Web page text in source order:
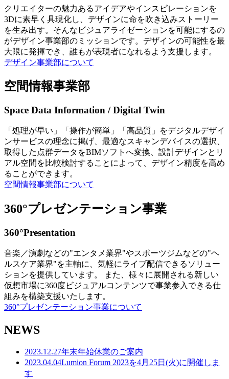
クリエイターの魅力あるアイデアやインスピレーションを
3Dに素早く具現化し、デザインに命を吹き込みストーリー
を生み出す。そんなビジュアライゼーションを可能にするの
がデザイン事業部のミッションです。デザインの可能性を最
大限に発揮でき、誰もが表現者になれるよう支援します。
デザイン事業部について
空間情報事業部
Space Data Information / Digital Twin
「処理が早い」「操作が簡単」「高品質」をデジタルデザイ
ンサービスの理念に掲げ、最適なスキャンデバイスの選択、
取得した点群データをBIMソフトへ変換、設計デザインとリ
アル空間を比較検討することによって、デザイン精度を高め
ることができます。
空間情報事業部について
360°プレゼンテーション事業
360°Presentation
音楽／演劇などの"エンタメ業界"やスポーツジムなどの"ヘ
ルスケア業界"を主軸に、気軽にライブ配信できるソリュー
ションを提供しています。 また、様々に展開される新しい
仮想市場に360度ビジュアルコンテンツで事業参入できる仕
組みを構築支援いたします。
360°プレゼンテーション事業について
NEWS
2023.12.27年末年始休業のご案内
2023.04.04Lumion Forum 2023を4月25日(火)に開催しま
す